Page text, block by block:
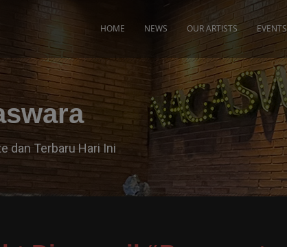
HOME NEWS OUR ARTISTS EVENTS
dan Terbaru Hari Ini
modal-check